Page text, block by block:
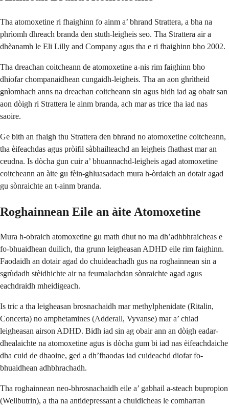
Tha atomoxetine ri fhaighinn fo ainm a’ bhrand Strattera, a bha na
phrìomh dhreach branda den stuth-leigheis seo. Tha Strattera air a
dhèanamh le Eli Lilly and Company agus tha e ri fhaighinn bho 2002.
Tha dreachan coitcheann de atomoxetine a-nis rim faighinn bho
dhiofar chompanaidhean cungaidh-leigheis. Tha an aon ghrìtheid
gnìomhach anns na dreachan coitcheann sin agus bidh iad ag obair san
aon dòigh ri Strattera le ainm branda, ach mar as trice tha iad nas
saoire.
Ge bith an fhaigh thu Strattera den bhrand no atomoxetine coitcheann,
tha èifeachdas agus pròifil sàbhailteachd an leigheis fhathast mar an
ceudna. Is dòcha gun cuir a’ bhuannachd-leigheis agad atomoxetine
coitcheann an àite gu fèin-ghluasadach mura h-òrdaich an dotair agad
gu sònraichte an t-ainm branda.
Roghainnean Eile an àite Atomoxetine
Mura h-obraich atomoxetine gu math dhut no ma dh’adhbhraicheas e
fo-bhuaidhean duilich, tha grunn leigheasan ADHD eile rim faighinn.
Faodaidh an dotair agad do chuideachadh gus na roghainnean sin a
sgrùdadh stèidhichte air na feumalachdan sònraichte agad agus
eachdraidh mheidigeach.
Is tric a tha leigheasan brosnachaidh mar methylphenidate (Ritalin,
Concerta) no amphetamines (Adderall, Vyvanse) mar a’ chiad
leigheasan airson ADHD. Bidh iad sin ag obair ann an dòigh eadar-
dhealaichte na atomoxetine agus is dòcha gum bi iad nas èifeachdaiche
dha cuid de dhaoine, ged a dh’fhaodas iad cuideachd diofar fo-
bhuaidhean adhbhrachadh.
Tha roghainnean neo-bhrosnachaidh eile a’ gabhail a-steach bupropion
(Wellbutrin), a tha na antidepressant a chuidicheas le comharran